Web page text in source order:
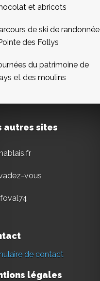
et abricots
de ski de randonnée
des Follys
du patrimoine de
et des moulins
autres sites
vous
de contact
légales